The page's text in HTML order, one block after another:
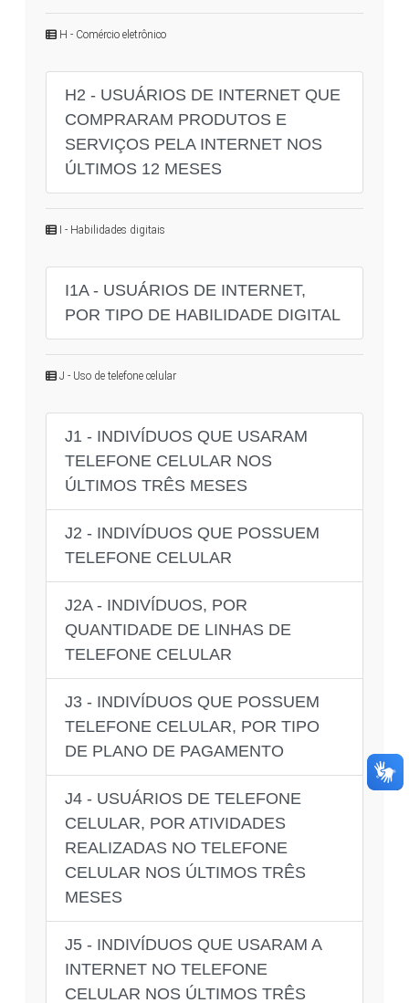
H - Comércio eletrônico
H2 - USUÁRIOS DE INTERNET QUE
COMPRARAM PRODUTOS E
SERVIÇOS PELA INTERNET NOS
ÚLTIMOS 12 MESES
I - Habilidades digitais
I1A - USUÁRIOS DE INTERNET,
POR TIPO DE HABILIDADE DIGITAL
J - Uso de telefone celular
J1 - INDIVÍDUOS QUE USARAM
TELEFONE CELULAR NOS
ÚLTIMOS TRÊS MESES
J2 - INDIVÍDUOS QUE POSSUEM
TELEFONE CELULAR
J2A - INDIVÍDUOS, POR
QUANTIDADE DE LINHAS DE
TELEFONE CELULAR
J3 - INDIVÍDUOS QUE POSSUEM
TELEFONE CELULAR, POR TIPO
DE PLANO DE PAGAMENTO
J4 - USUÁRIOS DE TELEFONE
CELULAR, POR ATIVIDADES
REALIZADAS NO TELEFONE
CELULAR NOS ÚLTIMOS TRÊS
MESES
J5 - INDIVÍDUOS QUE USARAM A
INTERNET NO TELEFONE
CELULAR NOS ÚLTIMOS TRÊS